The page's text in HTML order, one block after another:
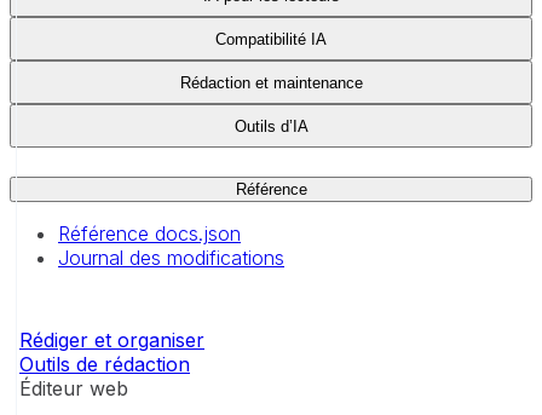
Compatibilité IA
Rédaction et maintenance
Outils d’IA
Référence
Référence docs.json
Journal des modifications
Rédiger et organiser
Outils de rédaction
Éditeur web